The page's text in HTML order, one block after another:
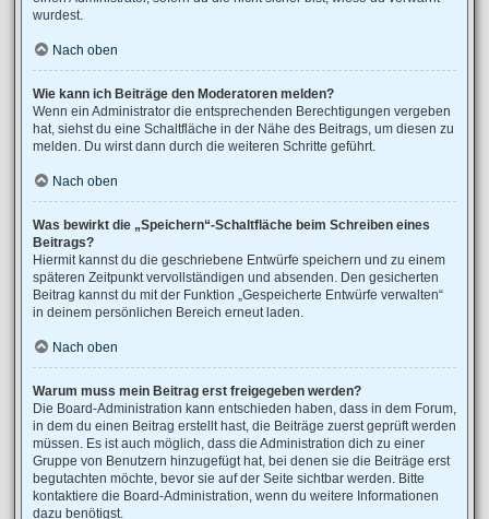
wurdest.
Nach oben
Wie kann ich Beiträge den Moderatoren melden?
Wenn ein Administrator die entsprechenden Berechtigungen vergeben
hat, siehst du eine Schaltfläche in der Nähe des Beitrags, um diesen zu
melden. Du wirst dann durch die weiteren Schritte geführt.
Nach oben
Was bewirkt die „Speichern“-Schaltfläche beim Schreiben eines
Beitrags?
Hiermit kannst du die geschriebene Entwürfe speichern und zu einem
späteren Zeitpunkt vervollständigen und absenden. Den gesicherten
Beitrag kannst du mit der Funktion „Gespeicherte Entwürfe verwalten“
in deinem persönlichen Bereich erneut laden.
Nach oben
Warum muss mein Beitrag erst freigegeben werden?
Die Board-Administration kann entschieden haben, dass in dem Forum,
in dem du einen Beitrag erstellt hast, die Beiträge zuerst geprüft werden
müssen. Es ist auch möglich, dass die Administration dich zu einer
Gruppe von Benutzern hinzugefügt hat, bei denen sie die Beiträge erst
begutachten möchte, bevor sie auf der Seite sichtbar werden. Bitte
kontaktiere die Board-Administration, wenn du weitere Informationen
dazu benötigst.